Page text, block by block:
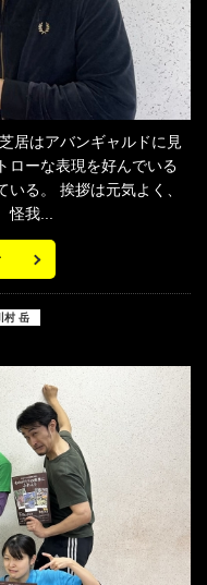
居はアバンギャルドに見
ローな表現を好んでいる
る。 挨拶は元気よく、
怪我...
村 岳